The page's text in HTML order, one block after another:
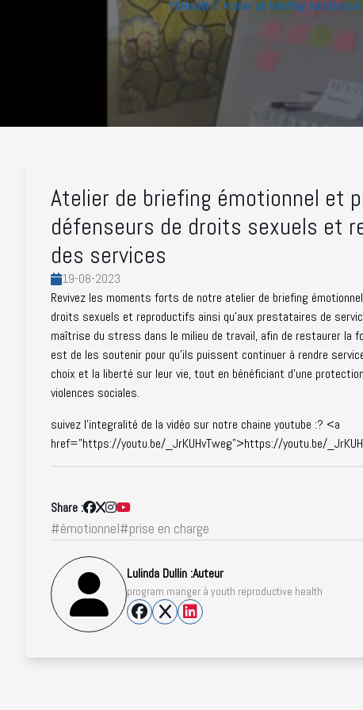
YRHealth / Atelier de briefing
Atelier de briefing émotionnel et
défenseurs de droits sexuels et
des services
19-08-2023
Revivez les moments forts de notre atelier de briefing
droits sexuels et reproductifs ainsi qu'aux prestataires de
maîtrise du stress dans le milieu de travail, afin de restaurer
est de les soutenir pour qu'ils puissent continuer à rendre
choix et la liberté sur leur vie, tout en bénéficiant d'une
violences sociales.
suivez l'integralité de la vidéo sur notre chaine youtube :? <a
href="https://youtu.be/_JrKUHvTweg">https://youtu.be/
Share :
#émotionnel#prise en charge
Lulinda Dullin :Auteur
program manger à youth reproductive health